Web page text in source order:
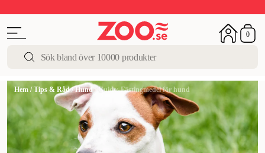
0
Hem /Tips & Råd/Hund / Guide: Fästingmedel för hund